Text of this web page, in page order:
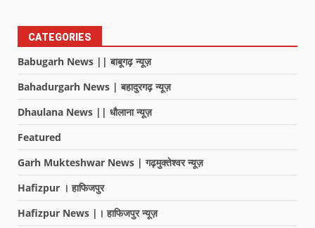
CATEGORIES
Babugarh News || बाबूगढ़ न्यूज़
Bahadurgarh News | बहादुरगढ़ न्यूज़
Dhaulana News || धौलाना न्यूज़
Featured
Garh Mukteshwar News | गढ़मुक्तेश्वर न्यूज़
Hafizpur । हाफिजपुर
Hafizpur News |। हाफिजपुर न्यूज़